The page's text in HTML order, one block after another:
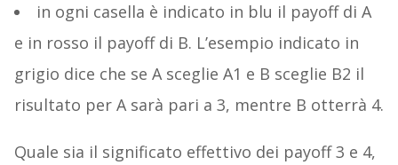
in ogni casella è indicato in blu il payoff di A
e in rosso il payoff di B. L’esempio indicato in
grigio dice che se A sceglie A1 e B sceglie B2 il
risultato per A sarà pari a 3, mentre B otterrà 4.
Quale sia il significato effettivo dei payoff 3 e 4,